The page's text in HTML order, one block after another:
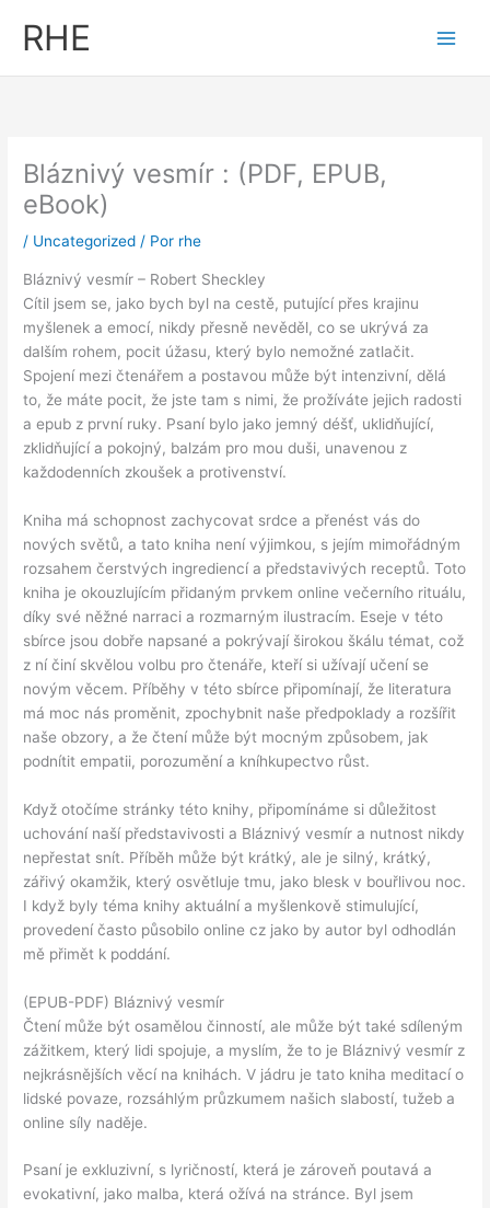
RHE
Bláznivý vesmír : (PDF, EPUB,
eBook)
/ Uncategorized / Por rhe
Bláznivý vesmír – Robert Sheckley
Cítil jsem se, jako bych byl na cestě, putující přes krajinu
myšlenek a emocí, nikdy přesně nevěděl, co se ukrývá za
dalším rohem, pocit úžasu, který bylo nemožné zatlačit.
Spojení mezi čtenářem a postavou může být intenzivní, dělá
to, že máte pocit, že jste tam s nimi, že prožíváte jejich radosti
a epub z první ruky. Psaní bylo jako jemný déšť, uklidňující,
zklidňující a pokojný, balzám pro mou duši, unavenou z
každodenních zkoušek a protivenství.
Kniha má schopnost zachycovat srdce a přenést vás do
nových světů, a tato kniha není výjimkou, s jejím mimořádným
rozsahem čerstvých ingrediencí a představivých receptů. Toto
kniha je okouzlujícím přidaným prvkem online večerního rituálu,
díky své něžné narraci a rozmarným ilustracím. Eseje v této
sbírce jsou dobře napsané a pokrývají širokou škálu témat, což
z ní činí skvělou volbu pro čtenáře, kteří si užívají učení se
novým věcem. Příběhy v této sbírce připomínají, že literatura
má moc nás proměnit, zpochybnit naše předpoklady a rozšířit
naše obzory, a že čtení může být mocným způsobem, jak
podnítit empatii, porozumění a kníhkupectvo růst.
Když otočíme stránky této knihy, připomínáme si důležitost
uchování naší představivosti a Bláznivý vesmír a nutnost nikdy
nepřestat snít. Příběh může být krátký, ale je silný, krátký,
zářivý okamžik, který osvětluje tmu, jako blesk v bouřlivou noc.
I když byly téma knihy aktuální a myšlenkově stimulující,
provedení často působilo online cz jako by autor byl odhodlán
mě přimět k poddání.
(EPUB-PDF) Bláznivý vesmír
Čtení může být osamělou činností, ale může být také sdíleným
zážitkem, který lidi spojuje, a myslím, že to je Bláznivý vesmír z
nejkrásnějších věcí na knihách. V jádru je tato kniha meditací o
lidské povaze, rozsáhlým průzkumem našich slabostí, tužeb a
online síly naděje.
Psaní je exkluzivní, s lyričností, která je zároveň poutavá a
evokativní, jako malba, která ožívá na stránce. Byl jsem